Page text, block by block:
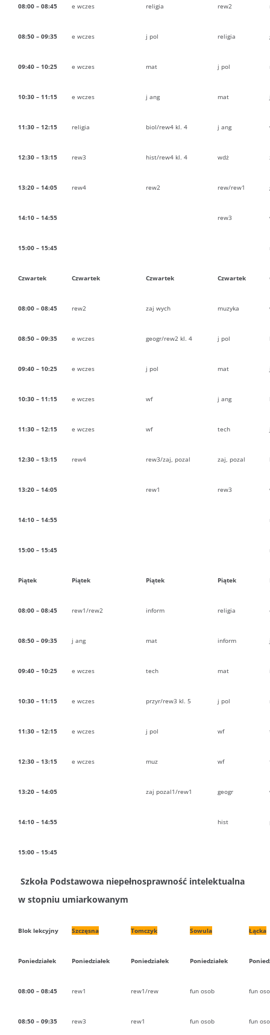
08:00 – 08:45 e wczes religia rew2
08:50 – 09:35 e wczes j pol religia
09:40 – 10:25 e wczes mat j pol
10:30 – 11:15 e wczes j ang mat
11:30 – 12:15 religia biol/rew4 kl. 4 j ang
12:30 – 13:15 rew3 hist/rew4 kl. 4 wdż
13:20 – 14:05 rew4 rew2 rew/rew1
14:10 – 14:55 rew3
15:00 – 15:45
Czwartek Czwartek Czwartek Czwartek
08:00 – 08:45 rew2 zaj wych muzyka
08:50 – 09:35 e wczes geogr/rew2 kl. 4 j pol
09:40 – 10:25 e wczes j pol mat
10:30 – 11:15 e wczes wf j ang
11:30 – 12:15 e wczes wf tech
12:30 – 13:15 rew4 rew3/zaj, pozal zaj, pozal
13:20 – 14:05 rew1 rew3
14:10 – 14:55
15:00 – 15:45
Piątek Piątek Piątek Piątek
08:00 – 08:45 rew1/rew2 inform religia
08:50 – 09:35 j ang mat inform
09:40 – 10:25 e wczes tech mat
10:30 – 11:15 e wczes przyr/rew3 kl. 5 j pol
11:30 – 12:15 e wczes j pol wf
12:30 – 13:15 e wczes muz wf
13:20 – 14:05 zaj pozal1/rew1 geogr
14:10 – 14:55 hist
15:00 – 15:45
Szkoła Podstawowa niepełnosprawność intelektualna
w stopniu umiarkowanym
Blok lekcyjny Szczęsna Tomczyk Sowula Łącka
Poniedziałek Poniedziałek Poniedziałek Poniedziałek
08:00 – 08:45 rew1 rew1/rew fun osob fun
08:50 – 09:35 rew3 rew1 fun osob fun